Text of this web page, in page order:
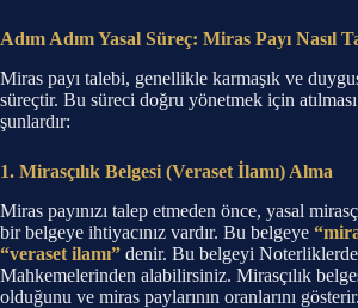
Adım Adım Yasal Süreç: Miras Payı Nasıl
Miras payı talebi, genellikle karmaşık ve
süreçtir. Bu süreci doğru yönetmek için
şunlardır:
1. Mirasçılık Belgesi (Veraset İlamı) Alma
Miras payınızı talep etmeden önce, yasal
bir belgeye ihtiyacınız vardır. Bu belgeye
“veraset ilamı” denir. Bu belgeyi
Mahkemelerinden alabilirsiniz. Mirasçılık
olduğunu ve miras paylarının oranlarını gösterir.